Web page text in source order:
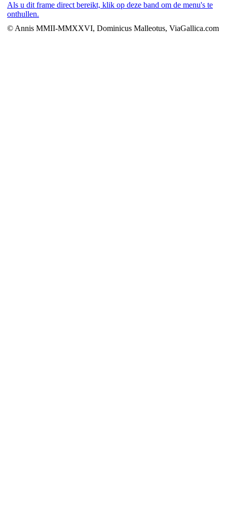
Als u dit frame direct bereikt, klik op deze band om de menu's te
onthullen.
© Annis MMII-MMXXVI, Dominicus Malleotus, ViaGallica.com